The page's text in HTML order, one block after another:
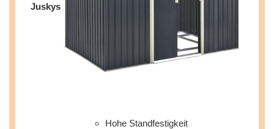
Juskys
Hohe Standfestigkeit